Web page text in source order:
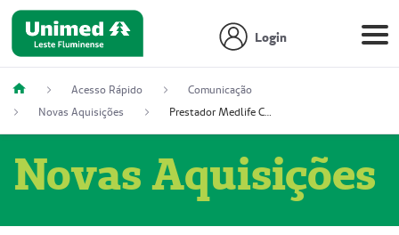
Login
Acesso Rápido
Comunicação
Novas Aquisições
Prestador Medlife Consultas e Diagnósticos (51004334-2)
Novas Aquisições